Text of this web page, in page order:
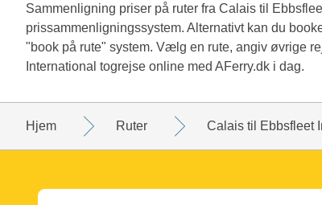
Sammenligning priser på ruter fra Calais til
prissammenligningssystem. Alternativt kan du
"book på rute" system. Vælg en rute, angiv øvrige
International togrejse online med AFerry.dk i dag.
Hjem Ruter Calais til Ebbsfleet